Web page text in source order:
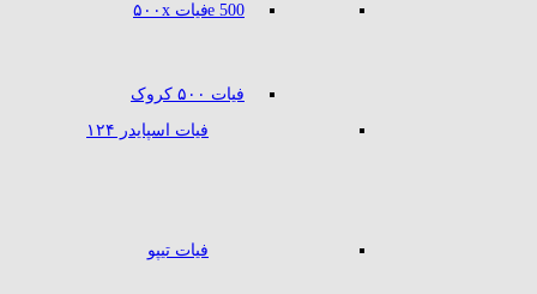
500 e
فیات ۵۰۰ کروک
فیات ۵۰۰x
فیات اسپایدر ۱۲۴
فیات تیپو